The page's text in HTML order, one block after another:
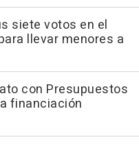
siete votos en el
llevar menores a
con Presupuestos
financiación